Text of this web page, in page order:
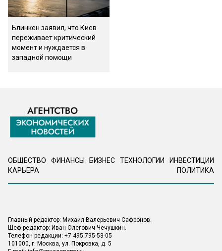
Блинкен заявил, что Киев
переживает критический
момент и нуждается в
западной помощи
ОБЩЕСТВО ФИНАНСЫ БИЗНЕС ТЕХНОЛОГИИ
ИНВЕСТИЦИИ
КАРЬЕРА
ПОЛИТИКА
Главный редактор: Михаил Валерьевич Сафронов.
Шеф-редактор: Иван Олегович Чечушкин.
Телефон редакции: +7 495 795-53-05
101000, г. Москва, ул. Покровка, д. 5